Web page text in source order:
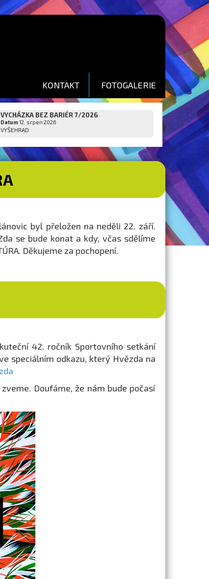
KONTAKT FOTOGALERIE
VYCHÁZKA BEZ BARIÉR 7/2026
Datum12. srpen 2026
VYŠEHRAD
byl přeložen na neděli 22. září.
se bude konat a kdy, včas sdělíme
Děkujeme za pochopení.
42. ročník Sportovního setkání
speciálním odkazu, který Hvězda na
Doufáme, že nám bude počasí